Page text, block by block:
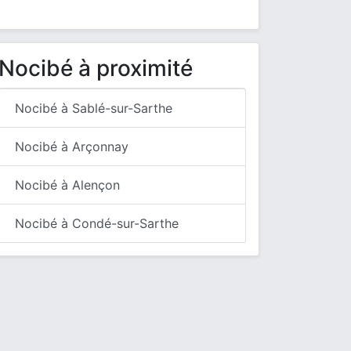
à proximité
Nocibé à Sablé-sur-Sarthe
Nocibé à Arçonnay
Nocibé à Alençon
Nocibé à Condé-sur-Sarthe